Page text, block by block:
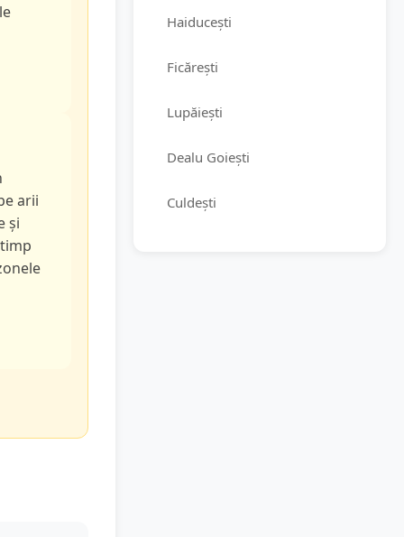
arii
și
Haiducești
Ficărești
Lupăiești
Dealu Goiești
Culdești